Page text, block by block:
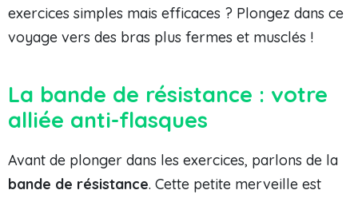
exercices simples mais efficaces ? Plongez dans ce
voyage vers des bras plus fermes et musclés !
La bande de résistance : votre
alliée anti-flasques
Avant de plonger dans les exercices, parlons de la
bande de résistance. Cette petite merveille est